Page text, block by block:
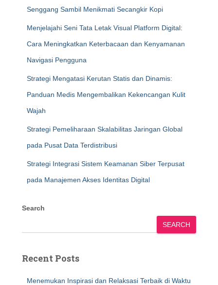
Senggang Sambil Menikmati Secangkir Kopi
Menjelajahi Seni Tata Letak Visual Platform Digital:
Cara Meningkatkan Keterbacaan dan Kenyamanan
Navigasi Pengguna
Strategi Mengatasi Kerutan Statis dan Dinamis:
Panduan Medis Mengembalikan Kekencangan Kulit
Wajah
Strategi Pemeliharaan Skalabilitas Jaringan Global
pada Pusat Data Terdistribusi
Strategi Integrasi Sistem Keamanan Siber Terpusat
pada Manajemen Akses Identitas Digital
Search
SEARCH
Recent Posts
Menemukan Inspirasi dan Relaksasi Terbaik di Waktu